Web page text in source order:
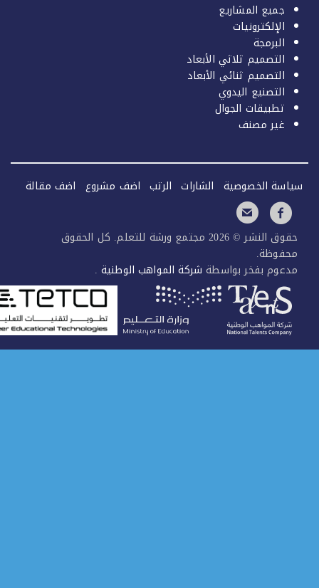
جميع المشاريع
الإلكترونيات
البرمجة
التصميم ثلاثي الأبعاد
التصميم ثنائي الأبعاد
التصنيع اليدوي
تطبيقات الجوال
غير مصنف
الخصوصية الشارات الرتب اضف مشروع اضف مقالة
حقوق النشر © 2026 مجتمع ورشة للتعلم. كل الحقوق
بفخر بواسطةشركة المواهب الوطنية.